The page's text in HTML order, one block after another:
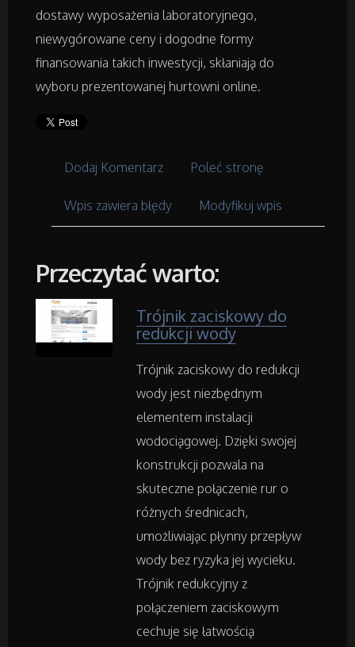
Wyposażenie Łazienki
Odzież
Elektronika, RTV, AGD
Art. Dla Zwierząt
Art. Spożywcze
Inne Sklepy
Maszyny Specjalistyczne
Maszyny
Narzędzia
Przemysł Metalowy
Samochody
dostawy wyposażenia laboratoryjnego,
niewygórowane ceny i dogodne formy
finansowania takich inwestycji, skłaniają do
wyboru prezentowanej hurtowni online.
Dodaj Komentarz Poleć stronę
Wpis zawiera błędy Modyfikuj wpis
Przeczytać warto:
Trójnik zaciskowy do
redukcji wody
Trójnik zaciskowy do redukcji
wody jest niezbędnym
elementem instalacji
wodociągowej. Dzięki swojej
konstrukcji pozwala na
skuteczne połączenie rur o
różnych średnicach,
umożliwiając płynny przepływ
wody bez ryzyka jej wycieku.
Trójnik redukcyjny z
połączeniem zaciskowym
cechuje się łatwością